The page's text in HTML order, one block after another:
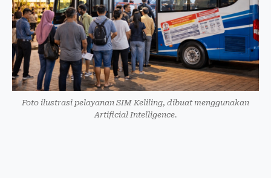
Foto ilustrasi pelayanan SIM Keliling, dibuat menggunakan
Artificial Intelligence.